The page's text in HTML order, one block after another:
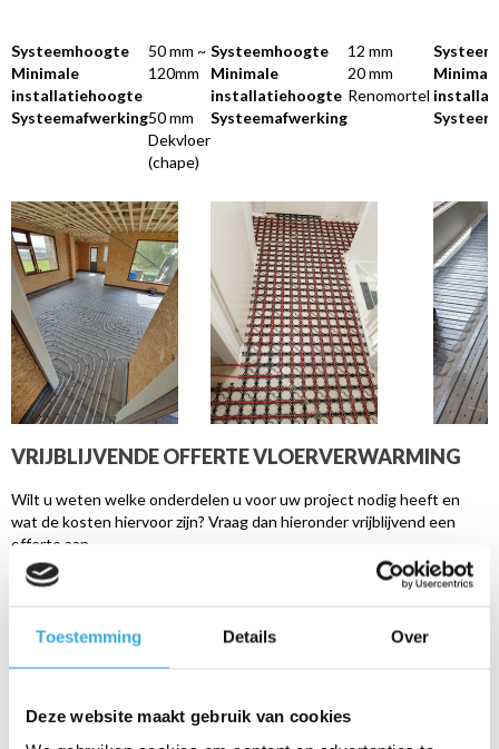
Toestemming Details Over
Deze website maakt gebruik van cookies
Systeemhoogte
Minimale
installatiehoogte
Systeemafwerking
50 mm ~
120mm
50 mm
Dekvloer
(chape)
Systeemhoogte
Minimale
installatiehoogte
Systeemafwerking
12 mm
20 mm
Renomortel
VRIJBLIJVENDE OFFERTE VLOERVERWARMING
Wilt u weten welke onderdelen u voor uw project nodig heeft en
wat de kosten hiervoor zijn? Vraag dan hieronder vrijblijvend een
offerte aan.
De adviseurs van Vloerverwarming Store maken voor u een
gedetailleerde offerte, inclusief prijsopgave die u per e-mail
OFFERTEAANVRAAG
MATERIALEN